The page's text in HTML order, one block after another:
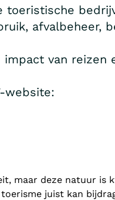
toeristische
afvalbeheer,
van reizen
website:
maar deze natuur is
juist kan